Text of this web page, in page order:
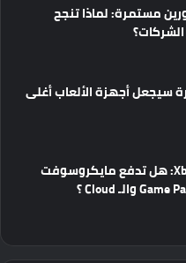
مستمرة: لماذا تنجح
سيجعل أجهزة الألعاب أغلى
ارتفاع أسعار Xbox: هل تدفع مايكروسوفت